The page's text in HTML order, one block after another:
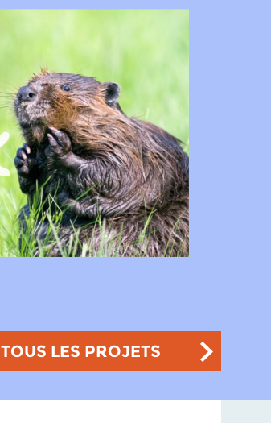
TOUS LES PROJETS